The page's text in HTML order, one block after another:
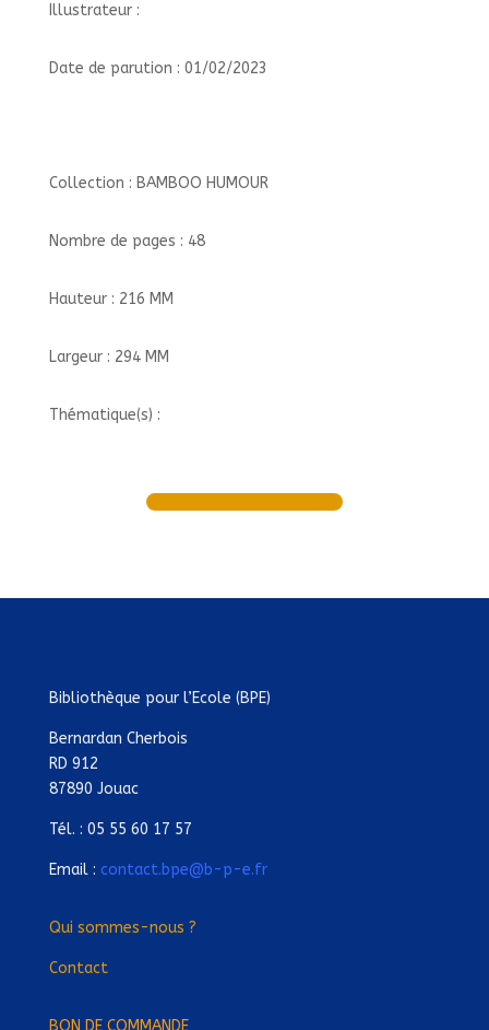
Illustrateur :
Date de parution : 01/02/2023
Collection : BAMBOO HUMOUR
Nombre de pages : 48
Hauteur : 216 MM
Largeur : 294 MM
Thématique(s) :
Bibliothèque pour l’Ecole (BPE)
Bernardan Cherbois
RD 912
87890 Jouac
Tél. : 05 55 60 17 57
Email : contact.bpe@b-p-e.fr
Qui sommes-nous ?
Contact
BON DE COMMANDE